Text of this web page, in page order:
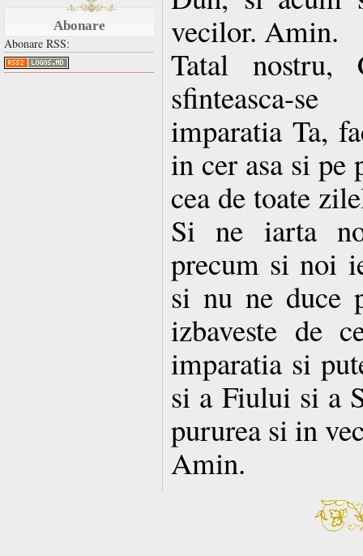
Abonare
Abonare RSS:
vecilor. Amin.
Tatal
sfinteasca-
imparatia Ta,
in cer asa si pe
cea de toate
Si ne iarta
precum si noi
si nu ne duce
izbaveste de
imparatia si
si a Fiului si a
pururea si in
Amin.